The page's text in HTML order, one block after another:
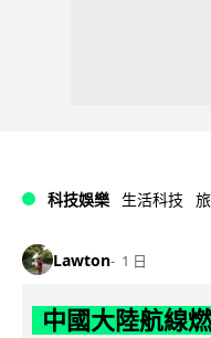
科技娛樂 生活科技
Lawton 1 日
中國大陸航線